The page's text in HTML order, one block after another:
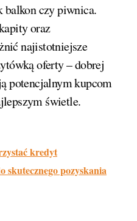
balkon czy piwnica.
oraz
najistotniejsze
oferty – dobrej
potencjalnym kupcom
świetle.
kredyt
skutecznego pozyskania